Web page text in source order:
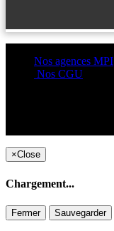
Nos agences MPI
Nos CGU
×Close
Chargement...
Fermer Sauvegarder